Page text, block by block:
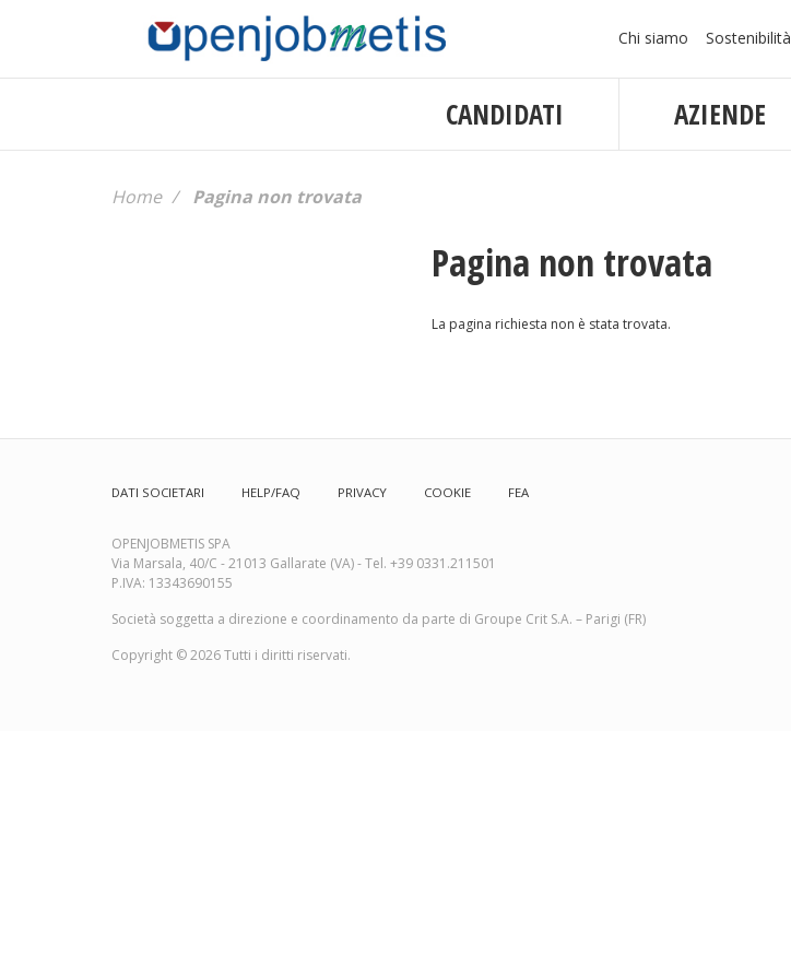
Navigazione
Chi siamo Sostenibilità
nav
CANDIDATI AZIENDE
Home Pagina non trovata
Pagina non trovata
La pagina richiesta non è stata trovata.
menu
DATI SOCIETARI HELP/FAQ PRIVACY COOKIE FEA
OPENJOBMETIS SPA
Via Marsala, 40/C - 21013 Gallarate (VA) - Tel. +39 0331.211501
P.IVA: 13343690155
Società soggetta a direzione e coordinamento da parte di Groupe Crit S.A. – Parigi (FR)
Copyright © 2026 Tutti i diritti riservati.